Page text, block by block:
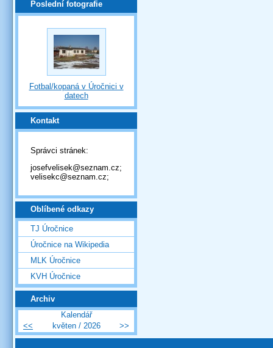
Poslední fotografie
Fotbal/kopaná v Úročnici v
datech
Kontakt
Správci stránek:
josefvelisek@seznam.cz;
velisekc@seznam.cz;
Oblíbené odkazy
TJ Úročnice
Úročnice na Wikipedia
MLK Úročnice
KVH Úročnice
Archiv
Kalendář
<<
květen / 2026 >>